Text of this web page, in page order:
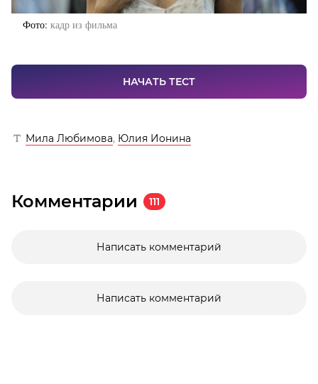
Фото кадр из фильма
НАЧАТЬ ТЕСТ
Мила Любимова, Юлия Ионина
Комментарии 111
Написать комментарий
Написать комментарий